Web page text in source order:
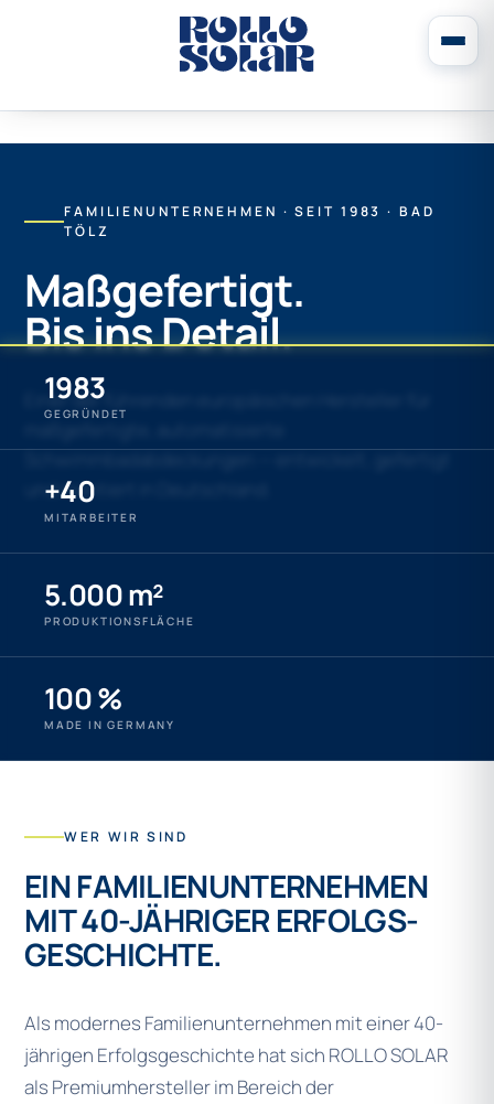
FAMILIENUNTERNEHMEN · SEIT 1983 · BAD
TÖLZ
Maßgefertigt.
Bis ins Detail.
Einer der führenden europäischen Hersteller für
und montiert in Deutschland.
1983
GEGRÜNDET
+40
MITARBEITER
5.000 m²
PRODUKTIONSFLÄCHE
100 %
MADE IN GERMANY
WER WIR SIND
EIN FAMILIEN­UNTERNEHMEN
MIT 40-JÄHRIGER ERFOLGS­
GESCHICHTE.
Als modernes Familienunternehmen mit einer 40-
jährigen Erfolgsgeschichte hat sich ROLLO SOLAR
als Premiumhersteller im Bereich der